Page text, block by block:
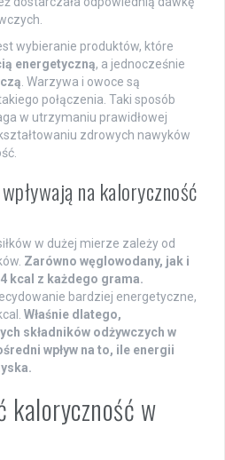
wybieranie produktów, które
energetyczną, a jednocześnie
. Warzywa i owoce są
połączenia. Taki sposób
w utrzymaniu prawidłowej
zdrowych nawyków
na kaloryczność
w dużej mierze zależy od
Zarówno węglowodany, jak i
kcal z każdego grama.
bardziej energetyczne,
Właśnie dlatego,
składników odżywczych w
wpływ na to, ile energii
kaloryczność w